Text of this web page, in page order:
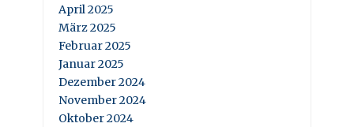
April 2025
März 2025
Februar 2025
Januar 2025
Dezember 2024
November 2024
Oktober 2024